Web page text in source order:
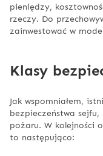
pieniędzy,
rzeczy. Do
zainwestować w
Klasy
Jak wspomniałem,
bezpieczeństwa
pożaru. W kolejności
to następująco: